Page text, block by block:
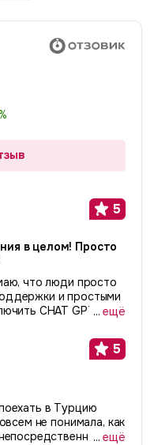
5
в целом! Просто
что люди просто
и простыми
CHAT GPT или
Я живу за
...ещё
5
в Турцию
не понимала, как
там.
...ещё